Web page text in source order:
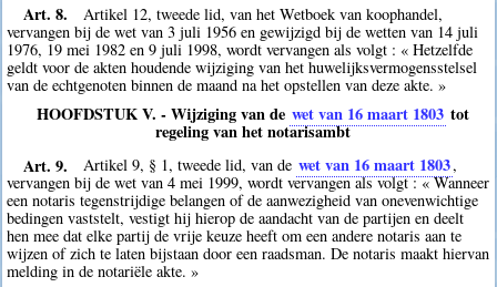
Art. 8.
Artikel 12, tweede lid, van het Wetboek van koophandel,
vervangen bij de wet van 3 juli 1956 en gewijzigd bij de wetten van 14 juli
1976, 19 mei 1982 en 9 juli 1998, wordt vervangen als volgt : « Hetzelfde
geldt voor de akten houdende wijziging van het huwelijksvermogensstelsel
van de echtgenoten binnen de maand na het opstellen van deze akte. »
HOOFDSTUK V. - Wijziging van de wet van 16 maart 1803 tot
regeling van het notarisambt
Art. 9.
Artikel 9, § 1, tweede lid, van de wet van 16 maart 1803,
vervangen bij de wet van 4 mei 1999, wordt vervangen als volgt : « Wanneer
een notaris tegenstrijdige belangen of de aanwezigheid van onevenwichtige
bedingen vaststelt, vestigt hij hierop de aandacht van de partijen en deelt
hen mee dat elke partij de vrije keuze heeft om een andere notaris aan te
wijzen of zich te laten bijstaan door een raadsman. De notaris maakt hiervan
melding in de notariële akte. »